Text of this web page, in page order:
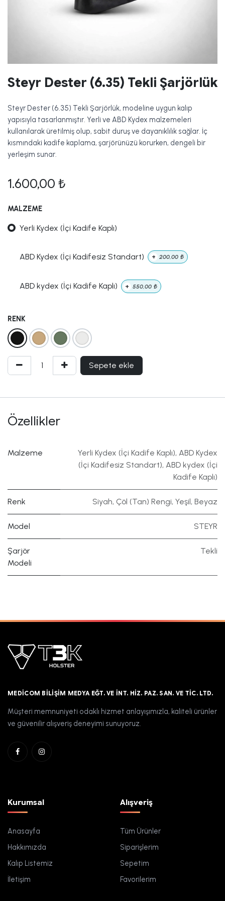
Steyr Dester (6.35) Tekli Şarjörlük
Steyr Dester (6.35) Tekli Şarjörlük, modeline uygun kalıp
yapısıyla tasarlanmıştır. Yerli ve ABD Kydex malzemeleri
kullanılarak üretilmiş olup, sabit duruş ve dayanıklılık sağlar. İç
kısmındaki kadife kaplama, şarjörünüzü korurken, dengeli bir
yerleşim sunar.
1.600,00 ₺
MALZEME
Yerli Kydex (İçi Kadife Kaplı)
ABD Kydex (İçi Kadifesiz Standart) + 200,00 ₺
ABD kydex (İçi Kadife Kaplı) + 550,00 ₺
RENK
Sepete ekle
Özellikler
Malzeme Yerli Kydex (İçi Kadife Kaplı), ABD Kydex
(İçi Kadifesiz Standart), ABD kydex (İçi
Kadife Kaplı)
Renk Siyah, Çöl (Tan) Rengi, Yeşil, Beyaz
Model STEYR
Şarjör
Modeli
Tekli
MEDICOM BILIŞIM MEDYA EĞT. VE İNT. HIZ. PAZ. SAN. VE TIC. LTD.
Müşteri memnuniyeti odaklı hizmet anlayışımızla, kaliteli ürünler
ve güvenilir alışveriş deneyimi sunuyoruz.
Kurumsal
Anasayfa
Hakkımızda
Kalıp Listemiz
İletişim
Alışveriş
Tüm Ürünler
Siparişlerim
Sepetim
Favorilerim